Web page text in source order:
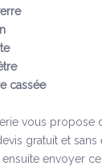
cassée
vous
gratuit et
envoyer